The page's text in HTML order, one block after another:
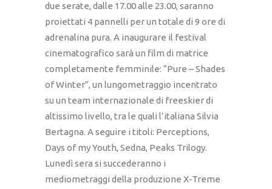
due serate, dalle 17.00 alle 23.00, saranno
proiettati 4 pannelli per un totale di 9 ore di
adrenalina pura. A inaugurare il festival
cinematografico sarà un film di matrice
completamente femminile: “Pure – Shades
of Winter”, un lungometraggio incentrato
su un team internazionale di freeskier di
altissimo livello, tra le quali l’italiana Silvia
Bertagna. A seguire i titoli: Perceptions,
Days of my Youth, Sedna, Peaks Trilogy.
Lunedì sera si succederanno i
mediometraggi della produzione X-Treme